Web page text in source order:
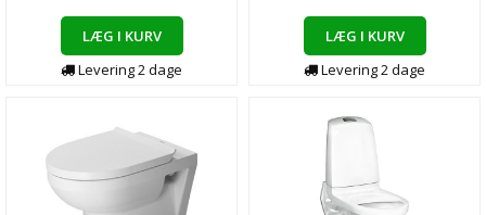
LÆG I KURV
Levering2dage
LÆG I KURV
Levering2dage